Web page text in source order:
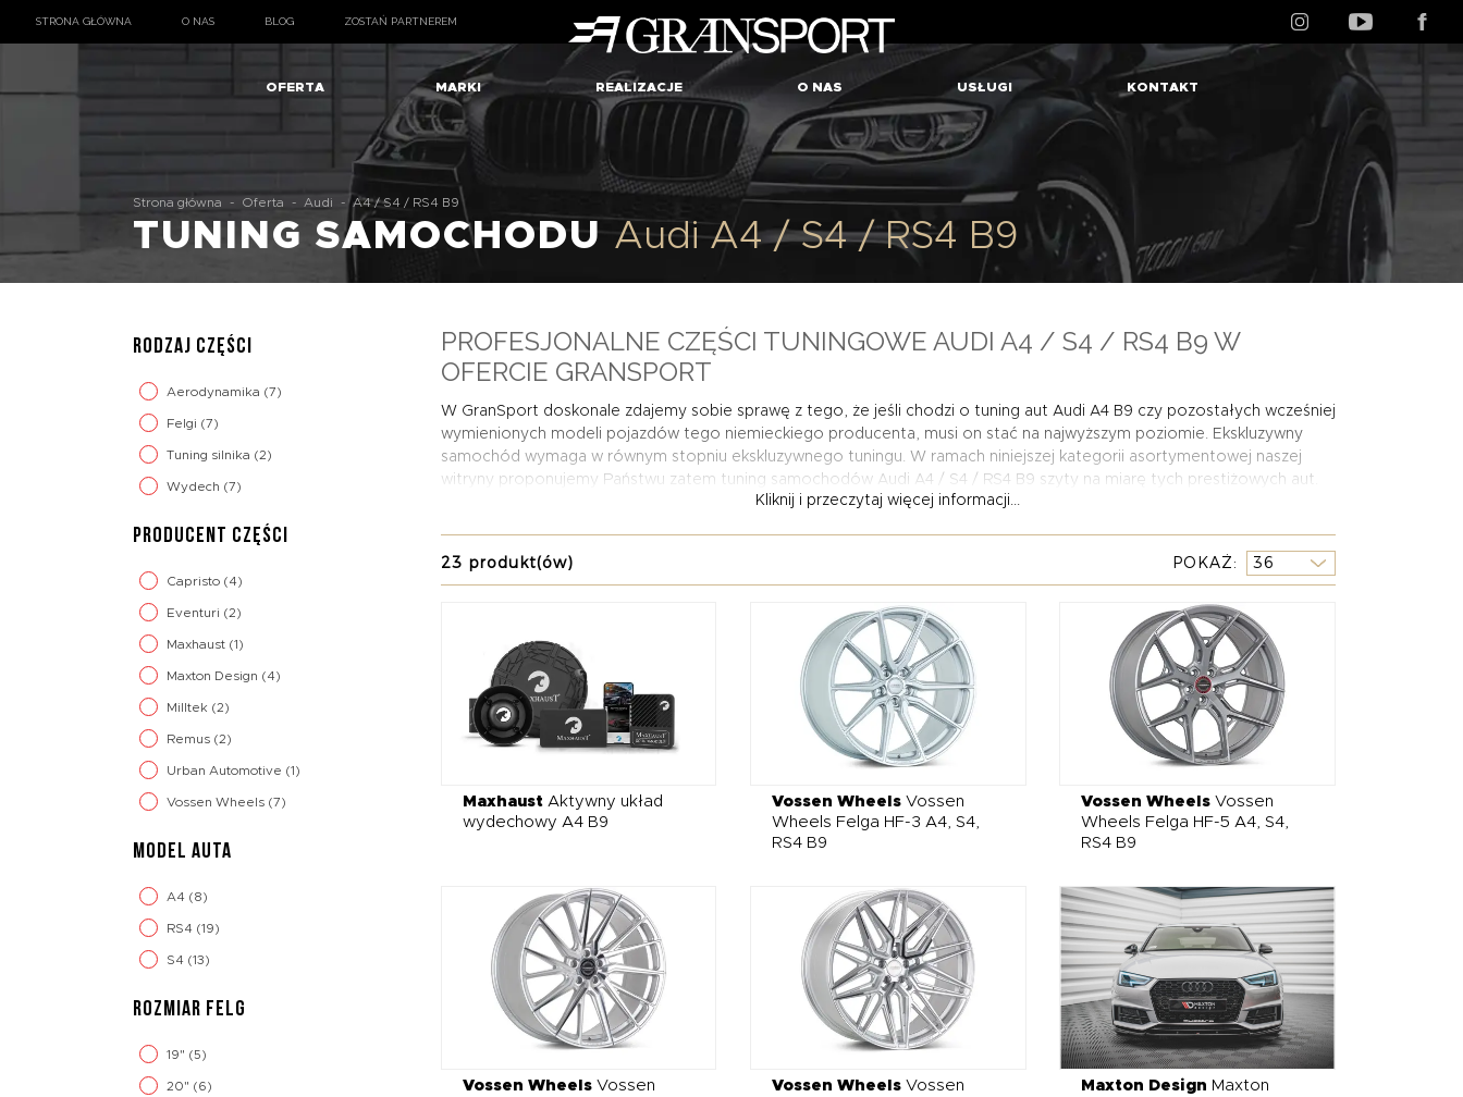
STRONA GŁÓWNA O NAS BLOG ZOSTAŃ PARTNEREM
OFERTA MARKI REALIZACJE O NAS USŁUGI KONTAKT
Strona główna - Oferta - Audi - A4 / S4 / RS4 B9
TUNING SAMOCHODUAudi A4 / S4 / RS4 B9
RODZAJ CZĘŚCI
Aerodynamika (7)
Felgi (7)
Tuning silnika (2)
Wydech (7)
PRODUCENT CZĘŚCI
Capristo (4)
Eventuri (2)
Maxhaust (1)
Maxton Design (4)
Milltek (2)
Remus (2)
Urban Automotive (1)
Vossen Wheels (7)
MODEL AUTA
A4 (8)
RS4 (19)
S4 (13)
ROZMIAR FELG
19" (5)
20" (6)
PROFESJONALNE CZĘŚCI TUNINGOWE AUDI A4 / S4 / RS4 B9 W
OFERCIE GRANSPORT
W GranSport doskonale zdajemy sobie sprawę z tego, że jeśli chodzi o tuning aut Audi A4 B9 czy pozostałych wcześniej
wymienionych modeli pojazdów tego niemieckiego producenta, musi on stać na najwyższym poziomie. Ekskluzywny
samochód wymaga w równym stopniu ekskluzywnego tuningu. W ramach niniejszej kategorii asortymentowej naszej
witryny proponujemy Państwu zatem tuning samochodów Audi A4 / S4 / RS4 B9 szyty na miarę tych prestiżowych aut.
kategorii, obejmujących m.in. felgi, wydech oraz aerodynamikę. W każdym z tych przypadków udostępniamy Państwu
wyłącznie sprawne, precyzyjnie wykonane i wytrzymałe podzespoły. Proponowany przez nas luksusowy tuning Audi S4
QuickSilver, Maxhaust czy Capristo. Jeśli zatem zainteresował Państwa tuning premium Audi RS4 B9 lub A4 / S4 B9
serdecznie zapraszamy do współpracy.
Kliknij i przeczytaj więcej informacji...
23 produkt(ów) POKAŻ
MaxhaustAktywny układ
wydechowy A4 B9
Vossen WheelsVossen
Wheels Felga HF-3 A4, S4,
RS4 B9
Vossen Wheels Vossen
Wheels Felga HF-5 A4, S4,
RS4 B9
Vossen WheelsVossen
Vossen WheelsVossen
Maxton Design Maxton